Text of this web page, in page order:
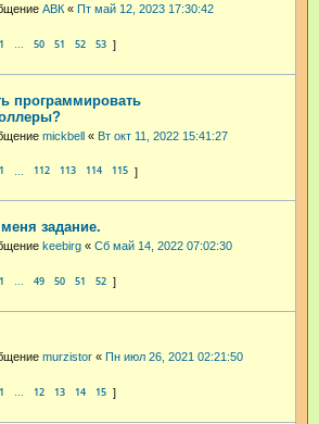
АВК « Пт май 12, 2023 17:30:42
1 … 50 51 52 53
программировать
mickbell « Вт окт 11, 2022 15:41:27
1 112 113 114 115
задание.
keebirg « Сб май 14, 2022 07:02:30
1 … 49 50 51 52
murzistor « Пн июл 26, 2021 02:21:50
1 12 13 14 15